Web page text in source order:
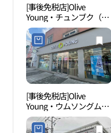
[事後免税店]Olive
Young・チュンブク（忠
北）革新都市店(올리브
영 충북혁신도시점)
[事後免税店]Olive
Young・ウムソングムァ
ン（陰城金旺）店(올리
브영 음성금왕점)